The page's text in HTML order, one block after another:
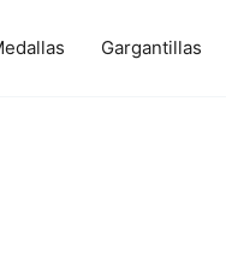
Gargantillas